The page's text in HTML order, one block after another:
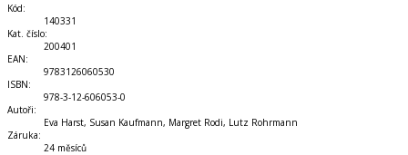
Kód:
140331
Kat. číslo:
200401
EAN:
9783126060530
ISBN:
978-3-12-606053-0
Autoři:
Eva Harst, Susan Kaufmann, Margret Rodi, Lutz Rohrmann
Záruka:
24 měsíců